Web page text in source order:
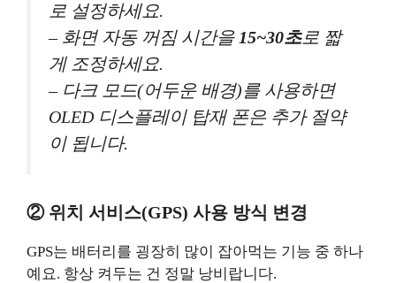
로 설정하세요.
– 화면 자동 꺼짐 시간을 15~30초로 짧
게 조정하세요.
– 다크 모드(어두운 배경)를 사용하면
OLED 디스플레이 탑재 폰은 추가 절약
이 됩니다.
② 위치 서비스(GPS) 사용 방식 변경
GPS는 배터리를 굉장히 많이 잡아먹는 기능 중 하나
예요. 항상 켜두는 건 정말 낭비랍니다.